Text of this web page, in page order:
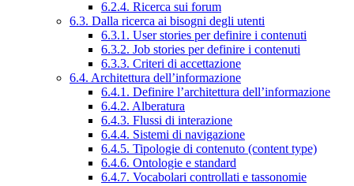
6.2.4. Ricerca sui forum
6.3. Dalla ricerca ai bisogni degli utenti
6.3.1. User stories per definire i contenuti
6.3.2. Job stories per definire i contenuti
6.3.3. Criteri di accettazione
6.4. Architettura dell’informazione
6.4.1. Definire l’architettura dell’informazione
6.4.2. Alberatura
6.4.3. Flussi di interazione
6.4.4. Sistemi di navigazione
6.4.5. Tipologie di contenuto (content type)
6.4.6. Ontologie e standard
6.4.7. Vocabolari controllati e tassonomie